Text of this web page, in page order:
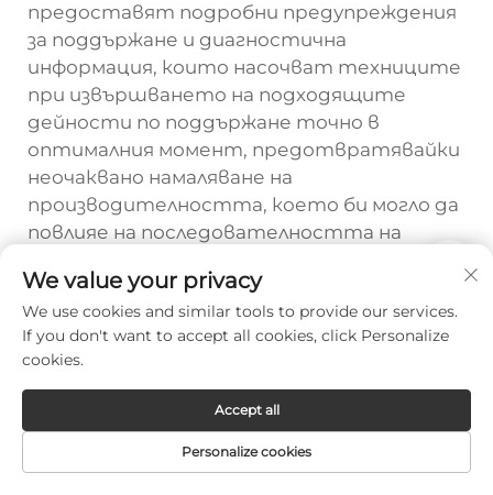
предоставят подробни предупреждения
за поддържане и диагностична
информация, които насочват техниците
при извършването на подходящите
дейности по поддържане точно в
оптималния момент, предотвратявайки
неочаквано намаляване на
производителността, което би могло да
повлияе на последователността на
Prev :Приложения на влакнените лазерни режещи машини в металообработката
Next :Фибър лазерна режеща машина срещу CO₂ режеща машина
We value your privacy
We use cookies and similar tools to provide our services.
If you don't want to accept all cookies, click Personalize
cookies.
Personalize cookies
Accept all